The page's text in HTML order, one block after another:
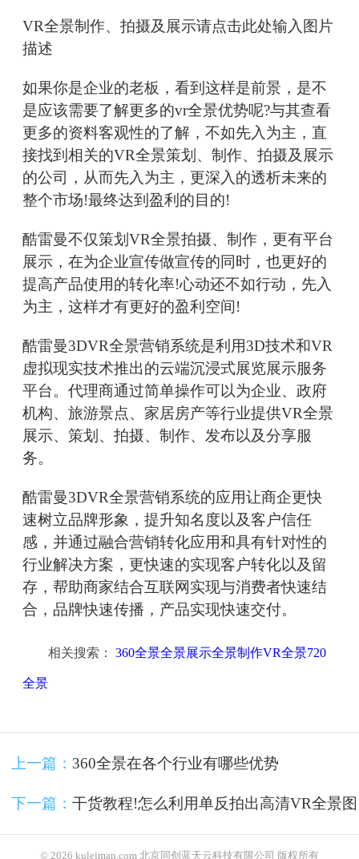
VR全景制作、拍摄及展示请点击此处输入图片
描述
如果你是企业的老板，看到这样是前景，是不
是应该需要了解更多的vr全景优势呢?与其查看
更多的资料客观性的了解，不如先入为主，直
接找到相关的VR全景策划、制作、拍摄及展示
的公司，从而先入为主，更深入的透析未来的
整个市场!最终达到盈利的目的!
酷雷曼不仅策划VR全景拍摄、制作，更有平台
展示，在为企业宣传做宣传的同时，也更好的
提高产品使用的转化率!心动还不如行动，先入
为主，这样才有更好的盈利空间!
酷雷曼3DVR全景营销系统是利用3D技术和VR
虚拟现实技术推出的云端沉浸式展览展示服务
平台。代理商通过简单操作可以为企业、政府
机构、旅游景点、家居房产等行业提供VR全景
展示、策划、拍摄、制作、发布以及分享服
务。
酷雷曼3DVR全景营销系统的应用让商企更快
速树立品牌形象，提升知名度以及客户信任
感，并通过融合营销转化应用和具有针对性的
行业解决方案，更快速的实现客户转化以及留
存，帮助商家结合互联网实现与消费者快速结
合，品牌快速传播，产品实现快速交付。
相关搜索： 360全景全景展示全景制作VR全景720
全景
上一篇： 360全景在各个行业有哪些优势
下一篇： 干货教程!怎么利用单反拍出高清VR全景图
© 2026 kuleiman.com 北京同创蓝天云科技有限公司 版权所有